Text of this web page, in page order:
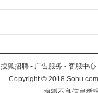
搜狐招聘 - 广告服务 - 客服中心
Copyright©2018